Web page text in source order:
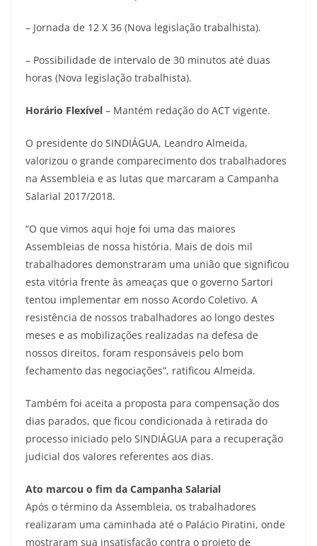
– Jornada de 12 X 36 (Nova legislação trabalhista).
– Possibilidade de intervalo de 30 minutos até duas
horas (Nova legislação trabalhista).
Horário Flexível – Mantém redação do ACT vigente.
O presidente do SINDIÁGUA, Leandro Almeida,
valorizou o grande comparecimento dos trabalhadores
na Assembleia e as lutas que marcaram a Campanha
Salarial 2017/2018.
“O que vimos aqui hoje foi uma das maiores
Assembleias de nossa história. Mais de dois mil
trabalhadores demonstraram uma união que significou
esta vitória frente às ameaças que o governo Sartori
tentou implementar em nosso Acordo Coletivo. A
resistência de nossos trabalhadores ao longo destes
meses e as mobilizações realizadas na defesa de
nossos direitos, foram responsáveis pelo bom
fechamento das negociações”, ratificou Almeida.
Também foi aceita a proposta para compensação dos
dias parados, que ficou condicionada à retirada do
processo iniciado pelo SINDIÁGUA para a recuperação
judicial dos valores referentes aos dias.
Ato marcou o fim da Campanha Salarial
Após o término da Assembleia, os trabalhadores
realizaram uma caminhada até o Palácio Piratini, onde
mostraram sua insatisfação contra o projeto de